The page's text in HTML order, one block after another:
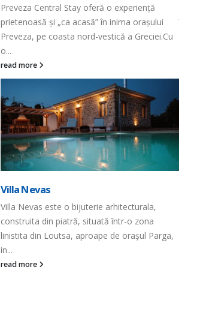
Preveza Central Stay oferă o experiență
prietenoasă și „ca acasă” în inima orașului
Preveza, pe coasta nord-vestică a Greciei.Cu
o...
read more
Villa Nevas
Villa Nevas este o bijuterie arhitecturala,
construita din piatră, situată într-o zona
linistita din Loutsa, aproape de orașul Parga,
in...
read more